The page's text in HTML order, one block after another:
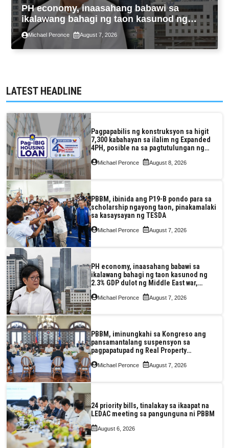
PH economy, inaasahang babawi sa
ikalawang bahagi ng taon kasunod ng
2.3% GDP dulot ng Middle East war,
pagkaantala ng public construction
Michael Peronce August 7, 2026
LATEST HEADLINE
Pagpapabilis ng konstruksyon sa higit
7,300 kabahayan sa ilalim ng Expanded
4PH, posible na sa pagtutulungan ng
Pag-IBIG at P.A. Alvarez
Michael Peronce August 8, 2026
PBBM, ibinida ang P19-B pondo para sa
scholarship ngayong taon, pinakamalaki
sa kasaysayan ng TESDA
Michael Peronce August 7, 2026
PH economy, inaasahang babawi sa
ikalawang bahagi ng taon kasunod ng
2.3% GDP dulot ng Middle East war,
pagkaantala ng public construction
Michael Peronce August 7, 2026
PBBM, iminungkahi sa Kongreso ang
pansamantalang suspensyon sa
pagpapatupad ng Real Property
Valuation and Assessment Reform Act
Michael Peronce August 7, 2026
24 priority bills, tinalakay sa ikaapat na
LEDAC meeting sa pangunguna ni PBBM
August 6, 2026